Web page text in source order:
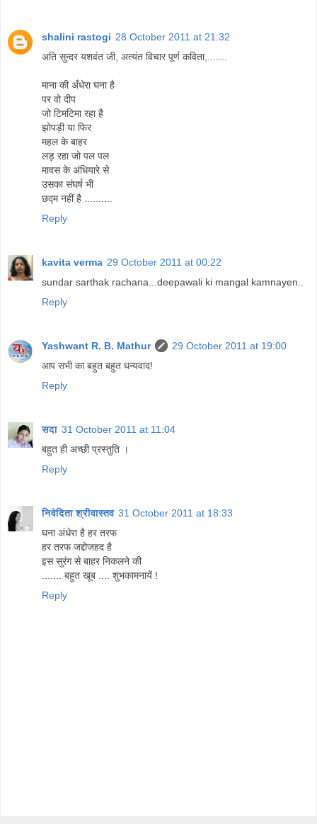
shalini rastogi 28 October 2011 at 21:32
अति सुन्दर यशवंत जी, अत्यंत विचार पूर्ण कविता,.......
माना की अँधेरा घना है
पर वो दीप
जो टिमटिमा रहा है
झोपड़ी या फिर
महल के बाहर
लड़ रहा जो पल पल
मावस के अंधियारे से
उसका संघर्ष भी
छद्म नहीं है ..........
Reply
kavita verma 29 October 2011 at 00:22
sundar sarthak rachana...deepawali ki mangal kamnayen..
Reply
Yashwant R. B. Mathur
29 October 2011 at 19:00
आप सभी का बहुत बहुत धन्यवाद!
Reply
सदा 31 October 2011 at 11:04
बहुत ही अच्‍छी प्रस्‍तुति ।
Reply
निवेदिता श्रीवास्तव 31 October 2011 at 18:33
घना अंधेरा है हर तरफ
हर तरफ जद्दोजहद है
इस सुरंग से बाहर निकलने की
....... बहुत खूब .... शुभकामनायें !
Reply